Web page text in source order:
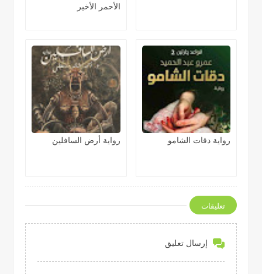
الأحمر الأخير
رواية دقات الشامو رواية أرض السافلين
تعليقات
إرسال تعليق